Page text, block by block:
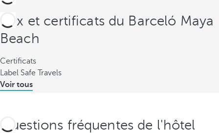
Prix et certificats du Barceló Maya
Beach
Certificats
Label Safe Travels
Voir tous
Questions fréquentes de l'hôtel